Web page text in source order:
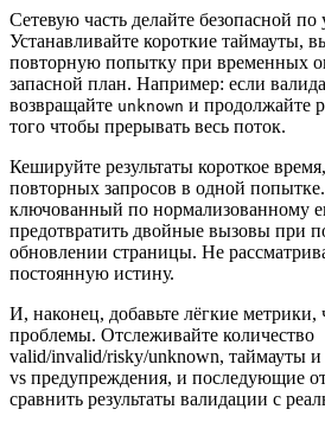
Сетевую часть делайте безопасной
Устанавливайте короткие таймауты,
повторную попытку при временных
запасной план. Например: если
возвращайте unknown и продолжайте
того чтобы прерывать весь поток.
Кешируйте результаты короткое
повторных запросов в одной
ключованный по нормализованному
предотвратить двойные вызовы при
обновлении страницы. Не
постоянную истину.
И, наконец, добавьте лёгкие метрики,
проблемы. Отслеживайте количество
valid/invalid/risky/unknown, таймауты
vs предупреждения, и последующие
сравнить результаты валидации с